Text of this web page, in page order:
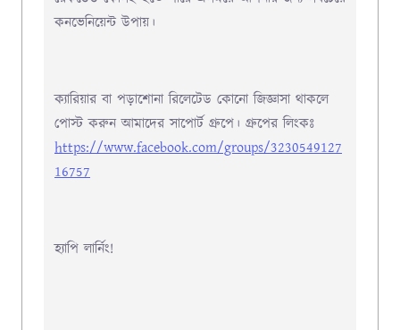
কনভেনিয়েন্ট উপায়।
ক্যারিয়ার বা পড়াশোনা রিলেটেড কোনো জিজ্ঞাসা থাকলে
পোস্ট করুন আমাদের সাপোর্ট গ্রুপে। গ্রুপের লিংকঃ
https://www.facebook.com/groups/3230549127
16757
হ্যাপি লার্নিং!